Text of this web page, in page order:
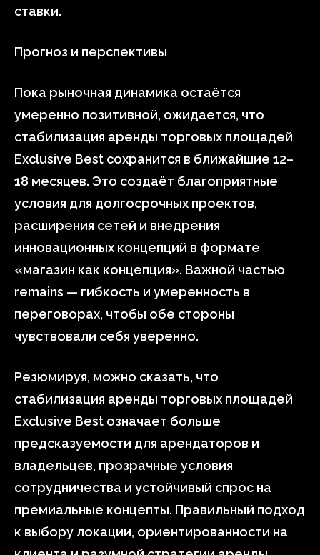
ставки.
Прогноз и перспективы
Пока рыночная динамика остаётся
умеренно позитивной, ожидается, что
стабилизация аренды торговых площадей
Exclusive Best сохранится в ближайшие 12–
18 месяцев. Это создаёт благоприятные
условия для долгосрочных проектов,
расширения сетей и внедрения
инновационных концепций в формате
«магазин как концепция». Важной частью
remains — гибкость и умеренность в
переговорах, чтобы обе стороны
чувствовали себя уверенно.
Резюмируя, можно сказать, что
стабилизация аренды торговых площадей
Exclusive Best означает больше
предсказуемости для арендаторов и
владельцев, прозрачные условия
сотрудничества и устойчивый спрос на
премиальные концепты. Правильный подход
к выбору локации, ориентированности на